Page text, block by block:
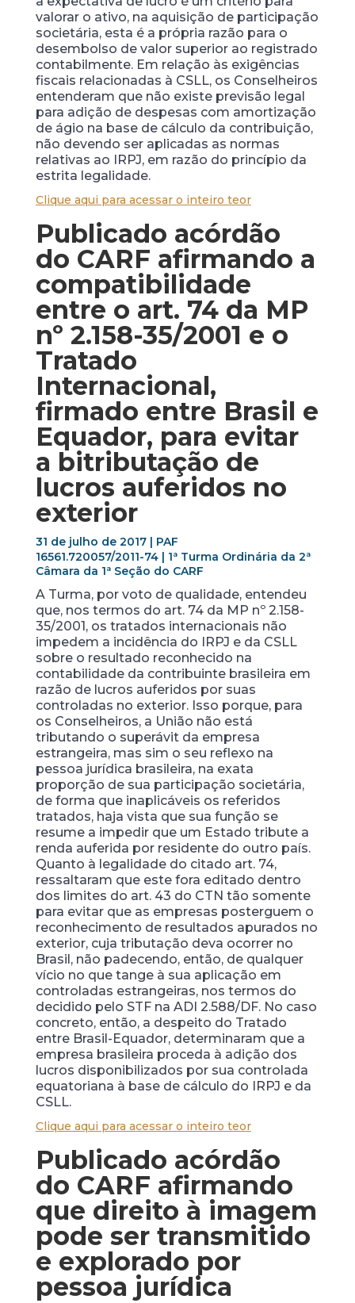
valorar o ativo, na aquisição de participação
societária, esta é a própria razão para o
desembolso de valor superior ao registrado
contabilmente. Em relação às exigências
fiscais relacionadas à CSLL, os Conselheiros
entenderam que não existe previsão legal
para adição de despesas com amortização
de ágio na base de cálculo da contribuição,
não devendo ser aplicadas as normas
relativas ao IRPJ, em razão do princípio da
estrita legalidade.
Clique aqui para acessar o inteiro teor
Publicado acórdão
do CARF afirmando a
compatibilidade
entre o art. 74 da MP
nº 2.158-35/2001 e o
Tratado
Internacional,
firmado entre Brasil e
Equador, para evitar
a bitributação de
lucros auferidos no
exterior
31 de julho de 2017 | PAF
16561.720057/2011-74 | 1ª Turma Ordinária da 2ª
Câmara da 1ª Seção do CARF
A Turma, por voto de qualidade, entendeu
que, nos termos do art. 74 da MP nº 2.158-
35/2001, os tratados internacionais não
impedem a incidência do IRPJ e da CSLL
sobre o resultado reconhecido na
contabilidade da contribuinte brasileira em
razão de lucros auferidos por suas
controladas no exterior. Isso porque, para
os Conselheiros, a União não está
tributando o superávit da empresa
estrangeira, mas sim o seu reflexo na
pessoa jurídica brasileira, na exata
proporção de sua participação societária,
de forma que inaplicáveis os referidos
tratados, haja vista que sua função se
resume a impedir que um Estado tribute a
renda auferida por residente do outro país.
Quanto à legalidade do citado art. 74,
ressaltaram que este fora editado dentro
dos limites do art. 43 do CTN tão somente
para evitar que as empresas posterguem o
reconhecimento de resultados apurados no
exterior, cuja tributação deva ocorrer no
Brasil, não padecendo, então, de qualquer
vício no que tange à sua aplicação em
controladas estrangeiras, nos termos do
decidido pelo STF na ADI 2.588/DF. No caso
concreto, então, a despeito do Tratado
entre Brasil-Equador, determinaram que a
empresa brasileira proceda à adição dos
lucros disponibilizados por sua controlada
equatoriana à base de cálculo do IRPJ e da
CSLL.
Clique aqui para acessar o inteiro teor
Publicado acórdão
do CARF afirmando
que direito à imagem
pode ser transmitido
e explorado por
pessoa jurídica